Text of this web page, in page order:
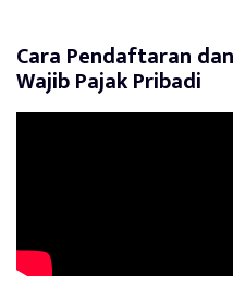
Cara Pendaftaran
Wajib Pajak Pribadi